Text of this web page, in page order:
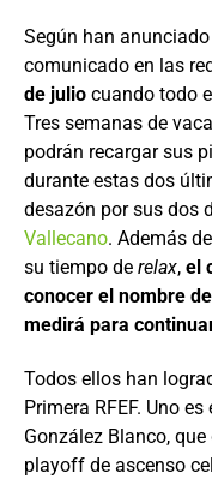
Según han
comunicado en las
de julio cuando todo
Tres semanas de
podrán recargar sus
durante estas dos
desazón por sus dos
Vallecano. Además
su tiempo de relax, el
conocer el nombre
medirá para
Todos ellos han
Primera RFEF. Uno es
González Blanco,
playoff de ascenso